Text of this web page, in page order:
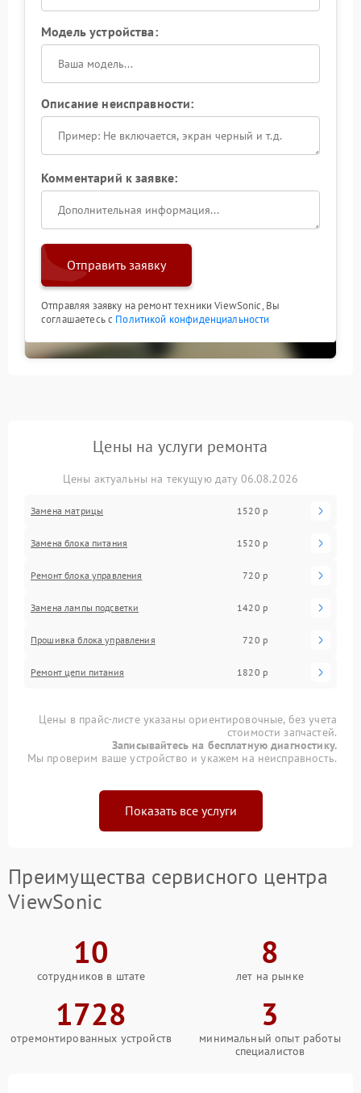
Модель устройства:
Описание неисправности:
Комментарий к заявке:
Отправить заявку
Отправляя заявку на ремонт техники ViewSonic, Вы
соглашаетесь с Политикой конфиденциальности
Цены на услуги ремонта
Цены актуальны на текущую дату 06.08.2026
Замена матрицы 1520 р
Замена блока питания 1520 р
Ремонт блока управления 720 р
Замена лампы подсветки 1420 р
Прошивка блока управления 720 р
Ремонт цепи питания 1820 р
Цены в прайс-листе указаны ориентировочные, без учета
стоимости запчастей.
Записывайтесь на бесплатную диагностику.
Мы проверим ваше устройство и укажем на неисправность.
Показать все услуги
Преимущества сервисного центра
ViewSonic
10
сотрудников в штате
8
лет на рынке
1728
отремонтированных устройств
3
минимальный опыт работы
специалистов